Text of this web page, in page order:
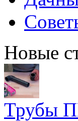
Новые
Трубы